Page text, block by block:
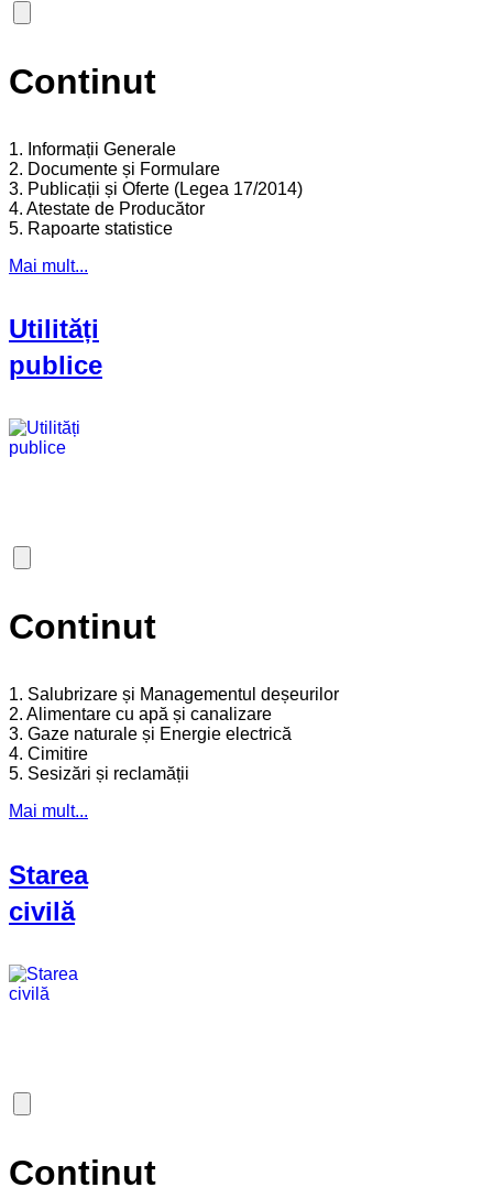
Continut
1. Informații Generale
2. Documente și Formulare
3. Publicații și Oferte (Legea 17/2014)
4. Atestate de Producător
5. Rapoarte statistice
Mai mult...
Utilități
publice
Continut
1. Salubrizare și Managementul deșeurilor
2. Alimentare cu apă și canalizare
3. Gaze naturale și Energie electrică
4. Cimitire
5. Sesizări și reclamății
Mai mult...
Starea
civilă
Continut